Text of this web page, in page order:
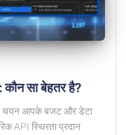
कौन सा बेहतर है?
चयन आपके बजट और डेटा
API स्थिरता प्रदान